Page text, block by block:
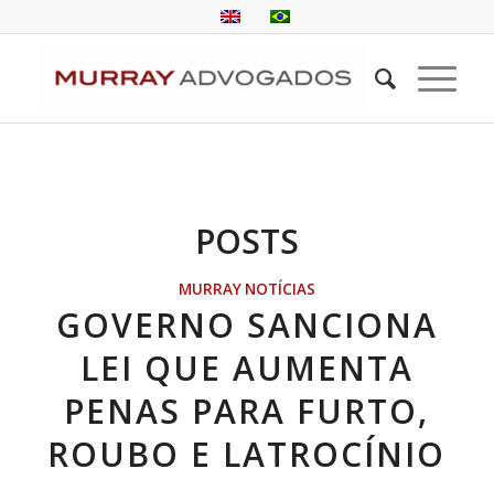
POSTS
MURRAY NOTÍCIAS
GOVERNO SANCIONA
LEI QUE AUMENTA
PENAS PARA FURTO,
ROUBO E LATROCÍNIO